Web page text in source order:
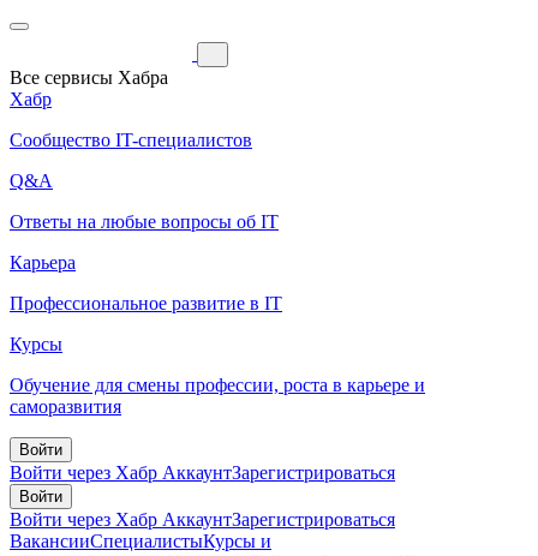
Все сервисы Хабра
Хабр
Сообщество IT-специалистов
Q&A
Ответы на любые вопросы об IT
Карьера
Профессиональное развитие в IT
Курсы
Обучение для смены профессии, роста в карьере и
саморазвития
Войти
Войти через Хабр АккаунтЗарегистрироваться
Войти
Войти через Хабр АккаунтЗарегистрироваться
ВакансииСпециалистыКурсы и